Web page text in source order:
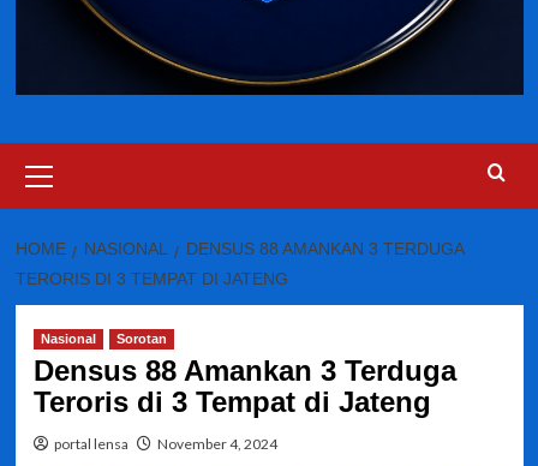
Menu
HOME NASIONAL
DENSUS 88 AMANKAN 3 TERDUGA
TERORIS DI 3 TEMPAT DI JATENG
Nasional Sorotan
Densus 88 Amankan 3 Terduga
Teroris di 3 Tempat di Jateng
portal lensa November 4, 2024